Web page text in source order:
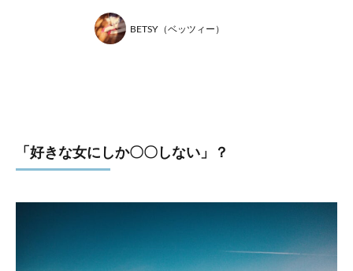
BETSY（ベッツィー）
「好きな女にしか〇〇しない」？